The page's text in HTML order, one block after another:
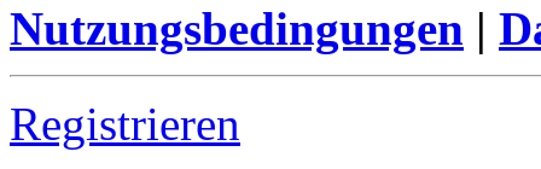
Nutzungsbedingungen |
Registrieren